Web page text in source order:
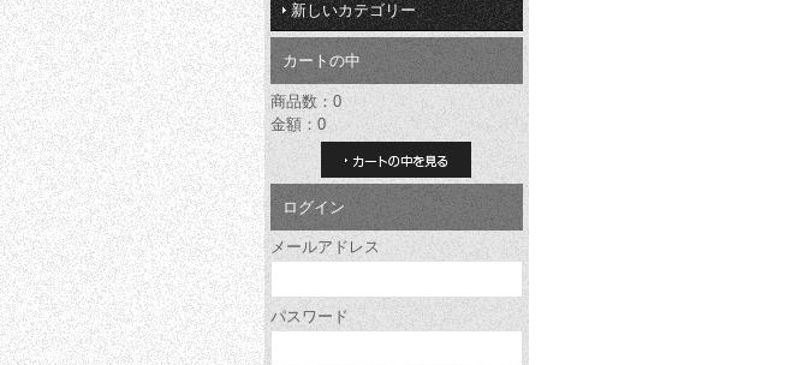
新しいカテゴリー
カートの中
商品数：0
金額：0
カートの中を見る
ログイン
メールアドレス
パスワード